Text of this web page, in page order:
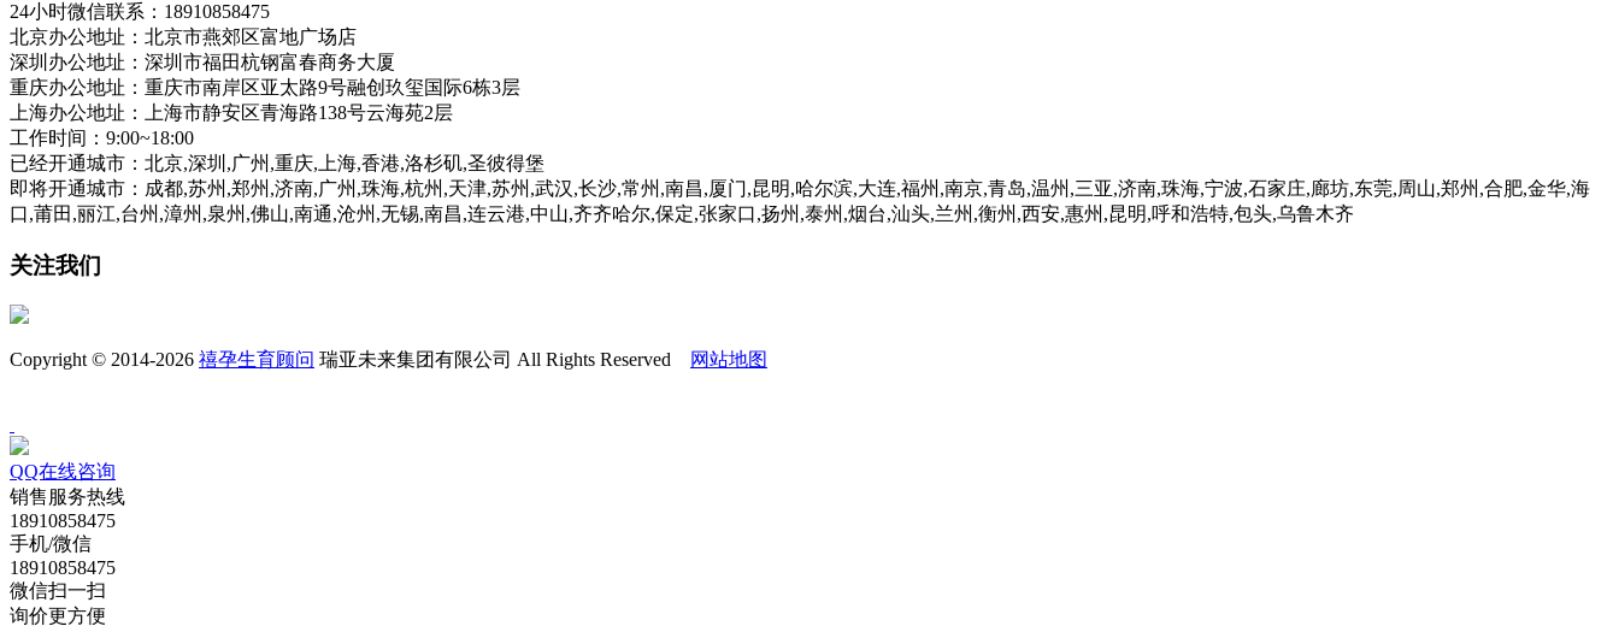
24小时微信联系：18910858475
北京办公地址：北京市燕郊区富地广场店
深圳办公地址：深圳市福田杭钢富春商务大厦
重庆办公地址：重庆市南岸区亚太路9号融创玖玺国际6栋3层
上海办公地址：上海市静安区青海路138号云海苑2层
工作时间：9:00~18:00
已经开通城市：北京,深圳,广州,重庆,上海,香港,洛杉矶,圣彼得堡
即将开通城市：成都,苏州,郑州,济南,广州,珠海,杭州,天津,苏州,武汉,长沙,常州,南昌,厦门,昆明,哈尔滨,大连,福州,南京,青岛,温州,三亚,济南,珠海,宁波,石家庄,廊坊,东莞,周山,郑州,合肥,金华,海
口,莆田,丽江,台州,漳州,泉州,佛山,南通,沧州,无锡,南昌,连云港,中山,齐齐哈尔,保定,张家口,扬州,泰州,烟台,汕头,兰州,衡州,西安,惠州,昆明,呼和浩特,包头,乌鲁木齐
关注我们
Copyright © 2014-2026 禧孕生育顾问 瑞亚未来集团有限公司 All Rights Reserved 网站地图
QQ在线咨询
销售服务热线
18910858475
手机/微信
18910858475
微信扫一扫
询价更方便